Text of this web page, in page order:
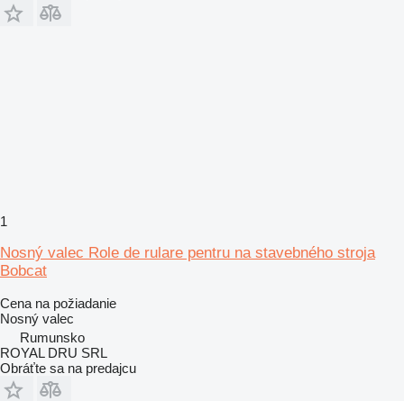
1
Nosný valec Role de rulare pentru na stavebného stroja
Bobcat
Cena na požiadanie
Nosný valec
Rumunsko
ROYAL DRU SRL
Obráťte sa na predajcu